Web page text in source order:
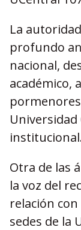
La
profundo
nacional,
académico,
Otra de las
la voz del
relación
sedes de la